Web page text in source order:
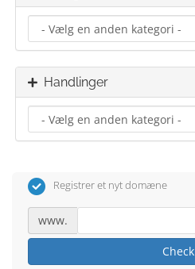
Handlinger
Registrer et nyt domæne
www.
Check